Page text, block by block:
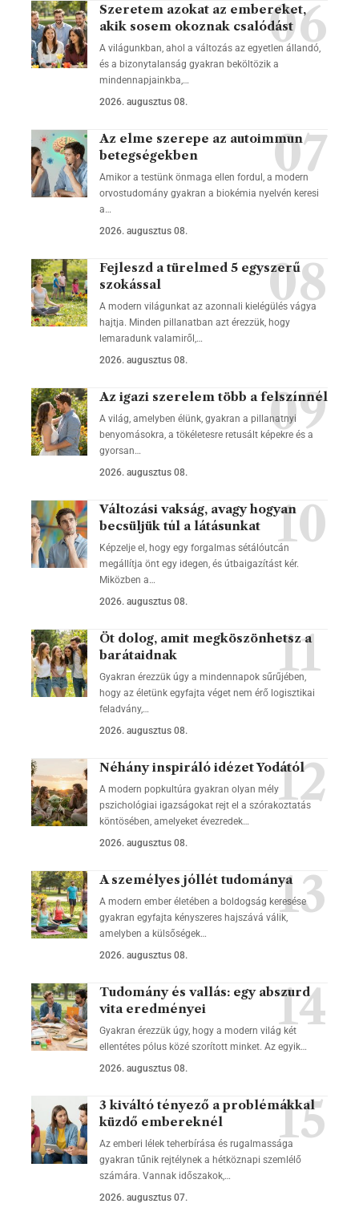
Szeretem azokat az embereket,
akik sosem okoznak csalódást
A világunkban, ahol a változás az egyetlen állandó,
és a bizonytalanság gyakran beköltözik a
mindennapjainkba,…
2026. augusztus 08.
Az elme szerepe az autoimmun
betegségekben
Amikor a testünk önmaga ellen fordul, a modern
orvostudomány gyakran a biokémia nyelvén keresi
a…
2026. augusztus 08.
Fejleszd a türelmed 5 egyszerű
szokással
A modern világunkat az azonnali kielégülés vágya
hajtja. Minden pillanatban azt érezzük, hogy
lemaradunk valamiről,…
2026. augusztus 08.
Az igazi szerelem több a felszínnél
A világ, amelyben élünk, gyakran a pillanatnyi
benyomásokra, a tökéletesre retusált képekre és a
gyorsan…
2026. augusztus 08.
Változási vakság, avagy hogyan
becsüljük túl a látásunkat
Képzelje el, hogy egy forgalmas sétálóutcán
megállítja önt egy idegen, és útbaigazítást kér.
Miközben a…
2026. augusztus 08.
Öt dolog, amit megköszönhetsz a
barátaidnak
Gyakran érezzük úgy a mindennapok sűrűjében,
hogy az életünk egyfajta véget nem érő logisztikai
feladvány,…
2026. augusztus 08.
Néhány inspiráló idézet Yodától
A modern popkultúra gyakran olyan mély
pszichológiai igazságokat rejt el a szórakoztatás
köntösében, amelyeket évezredek…
2026. augusztus 08.
A személyes jóllét tudománya
A modern ember életében a boldogság keresése
gyakran egyfajta kényszeres hajszává válik,
amelyben a külsőségek…
2026. augusztus 08.
Tudomány és vallás: egy abszurd
vita eredményei
Gyakran érezzük úgy, hogy a modern világ két
ellentétes pólus közé szorított minket. Az egyik…
2026. augusztus 08.
3 kiváltó tényező a problémákkal
küzdő embereknél
Az emberi lélek teherbírása és rugalmassága
gyakran tűnik rejtélynek a hétköznapi szemlélő
számára. Vannak időszakok,…
2026. augusztus 07.